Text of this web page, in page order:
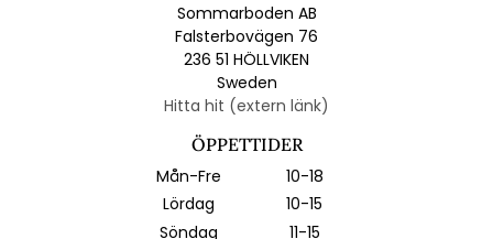
Sommarboden AB
Falsterbovägen 76
236 51 HÖLLVIKEN
Sweden
Hitta hit (extern länk)
ÖPPETTIDER
Mån-Fre
10-18
Lördag
10-15
Söndag
11-15